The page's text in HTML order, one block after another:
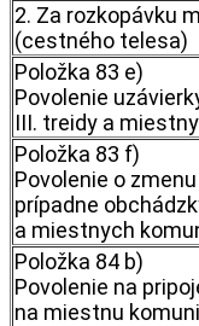
2. Za rozkopávku
(cestného telesa)
Položka 83 e)
Povolenie
III. treidy a
Položka 83 f)
Povolenie o
prípadne
a miestnych
Položka 84 b)
Povolenie na
na miestnu